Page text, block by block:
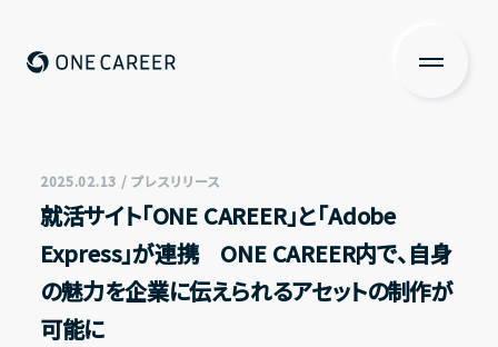
ONE CAREER
私たちについて
Services
サービス
News
2025.02.13 / プレスリリース
就活サイト「ONE CAREER」と「Adobe
Express」が連携 ONE CAREER内で、自身
の魅力を企業に伝えられるアセットの制作が
可能に